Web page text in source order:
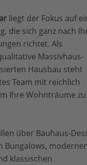
liegt der Fokus auf
die sich ganz nach
richtet. Als
Massivhaus-
Hausbau steht
Team mit reichlich
Ihre Wohnträume zu
über Bauhaus-
Bungalows,
klassischen